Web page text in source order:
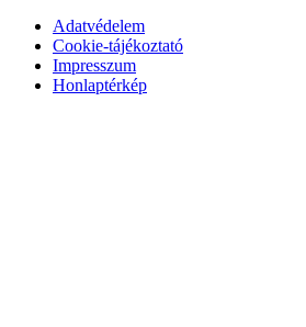
Adatvédelem
Cookie-tájékoztató
Impresszum
Honlaptérkép